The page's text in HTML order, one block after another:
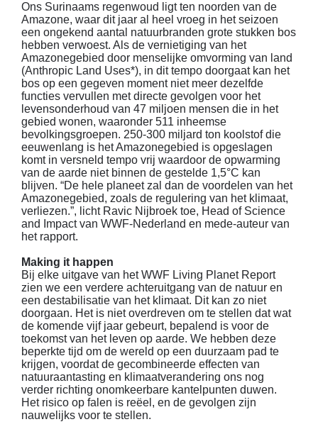
Ons Surinaams regenwoud ligt ten noorden van de
Amazone, waar dit jaar al heel vroeg in het seizoen
een ongekend aantal natuurbranden grote stukken bos
hebben verwoest. Als de vernietiging van het
Amazonegebied door menselijke omvorming van land
(Anthropic Land Uses*), in dit tempo doorgaat kan het
bos op een gegeven moment niet meer dezelfde
functies vervullen met directe gevolgen voor het
levensonderhoud van 47 miljoen mensen die in het
gebied wonen, waaronder 511 inheemse
bevolkingsgroepen. 250-300 miljard ton koolstof die
eeuwenlang is het Amazonegebied is opgeslagen
komt in versneld tempo vrij waardoor de opwarming
van de aarde niet binnen de gestelde 1,5°C kan
blijven. “De hele planeet zal dan de voordelen van het
Amazonegebied, zoals de regulering van het klimaat,
verliezen.”, licht Ravic Nijbroek toe, Head of Science
and Impact van WWF-Nederland en mede-auteur van
het rapport.
Making it happen
Bij elke uitgave van het WWF Living Planet Report
zien we een verdere achteruitgang van de natuur en
een destabilisatie van het klimaat. Dit kan zo niet
doorgaan. Het is niet overdreven om te stellen dat wat
de komende vijf jaar gebeurt, bepalend is voor de
toekomst van het leven op aarde. We hebben deze
beperkte tijd om de wereld op een duurzaam pad te
krijgen, voordat de gecombineerde effecten van
natuuraantasting en klimaatverandering ons nog
verder richting onomkeerbare kantelpunten duwen.
Het risico op falen is reëel, en de gevolgen zijn
nauwelijks voor te stellen.